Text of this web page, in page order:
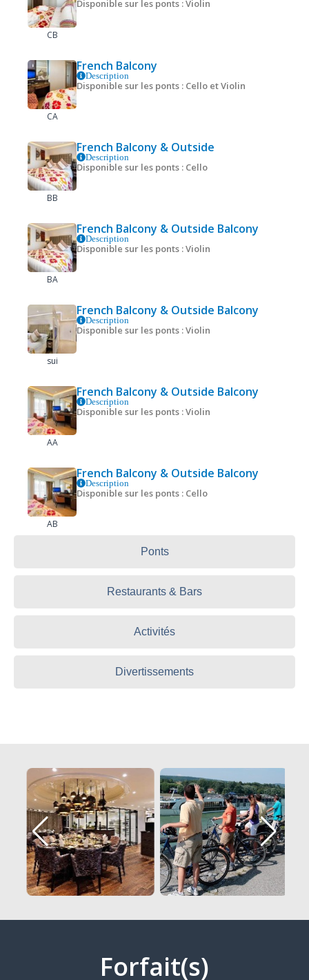
Ponts
Restaurants & Bars
Activités
Divertissements
CB
Disponible sur les ponts : Violin
CA
French Balcony
Description
Disponible sur les ponts : Cello et Violin
BB
French Balcony & Outside
Description
Disponible sur les ponts : Cello
BA
French Balcony & Outside Balcony
Description
Disponible sur les ponts : Violin
sui
French Balcony & Outside Balcony
Description
Disponible sur les ponts : Violin
AA
French Balcony & Outside Balcony
Description
Disponible sur les ponts : Violin
AB
French Balcony & Outside Balcony
Description
Disponible sur les ponts : Cello
Forfait(s)